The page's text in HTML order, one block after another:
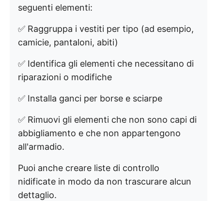
seguenti elementi:
✅ Raggruppa i vestiti per tipo (ad esempio,
camicie, pantaloni, abiti)
✅ Identifica gli elementi che necessitano di
riparazioni o modifiche
✅ Installa ganci per borse e sciarpe
✅ Rimuovi gli elementi che non sono capi di
abbigliamento e che non appartengono
all'armadio.
Puoi anche creare liste di controllo
nidificate in modo da non trascurare alcun
dettaglio.